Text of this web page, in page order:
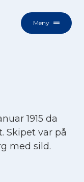
Meny
1915 da
Skipet var på
med sild.